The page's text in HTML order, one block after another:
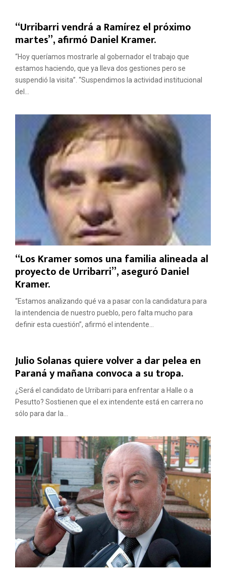
“Urribarri vendrá a Ramírez el próximo
martes”, afirmó Daniel Kramer.
“Hoy queríamos mostrarle al gobernador el trabajo que
estamos haciendo, que ya lleva dos gestiones pero se
suspendió la visita”. “Suspendimos la actividad institucional
del...
“Los Kramer somos una familia alineada al
proyecto de Urribarri”, aseguró Daniel
Kramer.
“Estamos analizando qué va a pasar con la candidatura para
la intendencia de nuestro pueblo, pero falta mucho para
definir esta cuestión”, afirmó el intendente...
Julio Solanas quiere volver a dar pelea en
Paraná y mañana convoca a su tropa.
¿Será el candidato de Urribarri para enfrentar a Halle o a
Pesutto? Sostienen que el ex intendente está en carrera no
sólo para dar la...